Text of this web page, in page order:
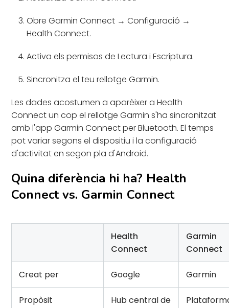
Obre Garmin Connect → Configuració →
Health Connect.
Activa els permisos de Lectura i Escriptura.
Sincronitza el teu rellotge Garmin.
Les dades acostumen a aparèixer a Health
Connect un cop el rellotge Garmin s'ha sincronitzat
amb l'app Garmin Connect per Bluetooth. El temps
pot variar segons el dispositiu i la configuració
d'activitat en segon pla d'Android.
Quina diferència hi ha? Health
Connect vs. Garmin Connect
Health
Connect
Garmin
Connect
Creat per Google Garmin
Propòsit
Hub central de